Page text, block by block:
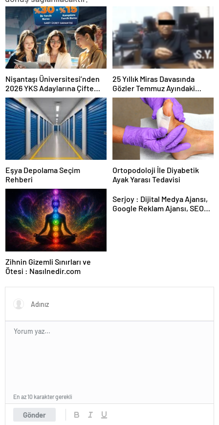
Nişantaşı Üniversitesi’nden
2026 YKS Adaylarına Çifte
Güvence: Sabit Ücret ve
Kesintisiz Burs
25 Yıllık Miras Davasında
Gözler Temmuz Ayındaki
Karar Duruşmasına Çevrildi
Eşya Depolama Seçim
Rehberi
Ortopodoloji İle Diyabetik
Ayak Yarası Tedavisi
Zihnin Gizemli Sınırları ve
Ötesi : Nasılnedir.com
Serjoy : Dijital Medya Ajansı,
Google Reklam Ajansı, SEO
Gönder
En az 10 karakter gerekli